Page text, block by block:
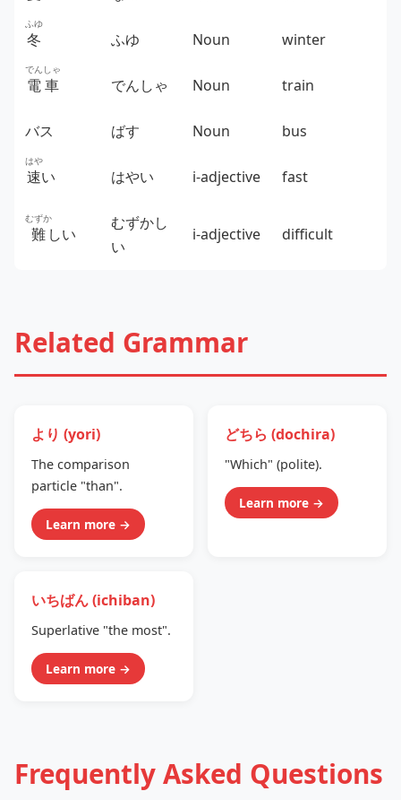
冬
ふゆ
ふゆ Noun winter
電車
でんしゃ
でんしゃ Noun train
バス ばす Noun bus
速
はや
い はやい i‑adjective fast
難
むずか
しい
むずかし
い
i‑adjective difficult
Related Grammar
より (yori)
The comparison
particle "than".
Learn more →
どちら (dochira)
"Which" (polite).
Learn more →
いちばん (ichiban)
Superlative "the most".
Learn more →
Frequently Asked Questions